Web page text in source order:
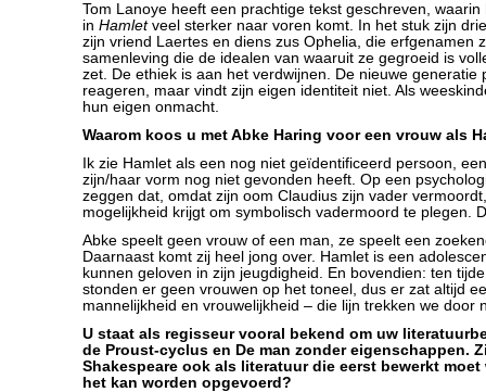
Tom Lanoye heeft een prachtige tekst geschreven,
in Hamletveel sterker naar voren komt. In het stuk zijn
zijn vriend Laertes en diens zus Ophelia, die erfgenamen
samenleving die de idealen van waaruit ze gegroeid is
zet. De ethiek is aan het verdwijnen. De nieuwe generatie
reageren, maar vindt zijn eigen identiteit niet. Als
hun eigen onmacht.
Waarom koos u met Abke Haring voor een vrouw als
Ik zie Hamlet als een nog niet geïdentificeerd persoon,
zijn/haar vorm nog niet gevonden heeft. Op een
zeggen dat, omdat zijn oom Claudius zijn vader
mogelijkheid krijgt om symbolisch vadermoord te plegen.
Abke speelt geen vrouw of een man, ze speelt een
Daarnaast komt zij heel jong over. Hamlet is een
kunnen geloven in zijn jeugdigheid. En bovendien: ten
stonden er geen vrouwen op het toneel, dus er zat altijd
mannelijkheid en vrouwelijkheid – die lijn trekken we door
U staat als regisseur vooral bekend om uw
de Proust-cyclus en De man zonder eigenschappen.
Shakespeare ook als literatuur die eerst bewerkt
het kan worden opgevoerd?